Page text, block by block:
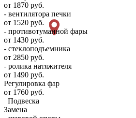
от 1870 руб.
- вентилятора печки
от 1520 руб.
- противотуманной фары
от 1430 руб.
- стеклоподъемника
от 2850 руб.
- ролика натяжителя
от 1490 руб.
Регулировка фар
от 1760 руб.
Подвеска
Замена